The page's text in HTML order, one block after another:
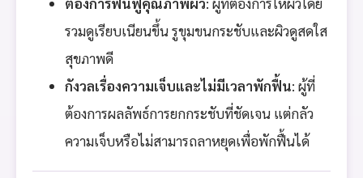
รวมดูเรียบเนียนขึ้น รูขุมขนกระชับและผิวดูสดใส
สุขภาพดี
กังวลเรื่องความเจ็บและไม่มีเวลาพักฟื้น: ผู้ที่
ต้องการผลลัพธ์การยกกระชับที่ชัดเจน แต่กลัว
ความเจ็บหรือไม่สามารถลาหยุดเพื่อพักฟื้นได้